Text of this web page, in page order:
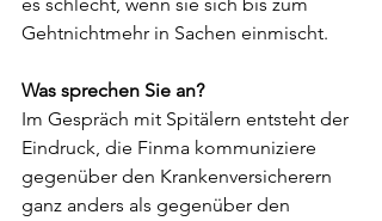
Gehtnichtmehr in Sachen einmischt.
Was sprechen Sie an?
Im Gespräch mit Spitälern entsteht der
Eindruck, die Finma kommuniziere
gegenüber den Krankenversicherern
ganz anders als gegenüber den